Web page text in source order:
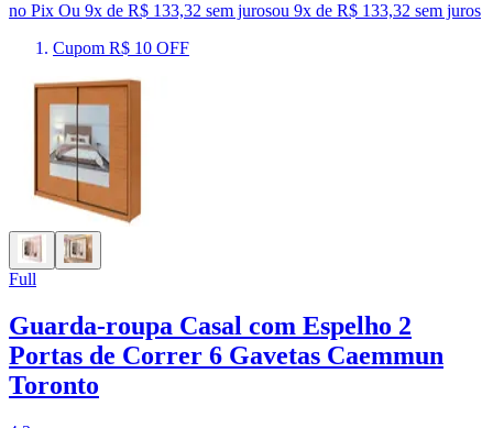
no Pix Ou 9x de R$ 133,32 sem jurosou 9x de R$ 133,32 sem juros
Cupom R$ 10 OFF
Full
Guarda-roupa Casal com Espelho 2
Portas de Correr 6 Gavetas Caemmun
Toronto